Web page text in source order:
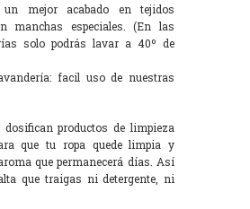
mejor acabado en tejidos
manchas especiales. (En las
solo podrás lavar a 40º de
facil uso de nuestras
productos de limpieza
que tu ropa quede limpia y
que permanecerá días. Así
que traigas ni detergente, ni